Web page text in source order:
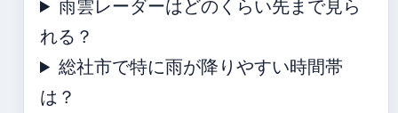
雨雲レーダーはどのくらい先まで見ら
れる？
総社市で特に雨が降りやすい時間帯
は？